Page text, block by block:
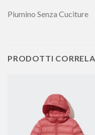
Piumino Senza Cuciture
PRODOTTI